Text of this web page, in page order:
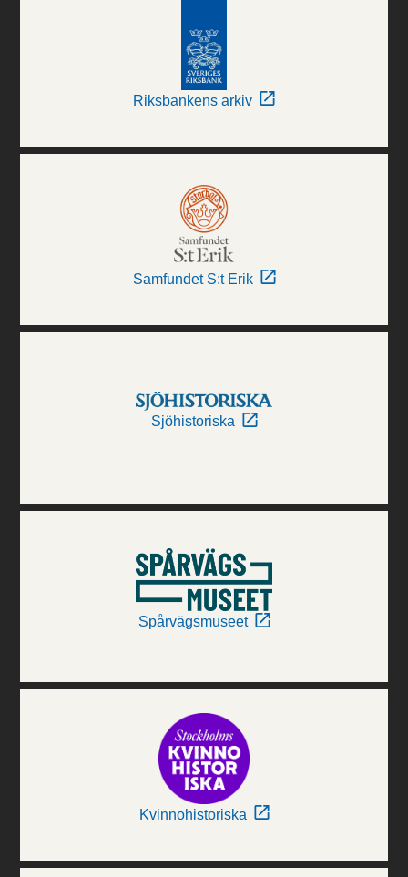
Riksbankens arkiv
Samfundet S:t Erik
Sjöhistoriska
Spårvägsmuseet
Kvinnohistoriska